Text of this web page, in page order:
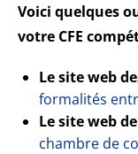
Voici quelques
votre CFE
Le site web
formalités
Le site web
chambre de